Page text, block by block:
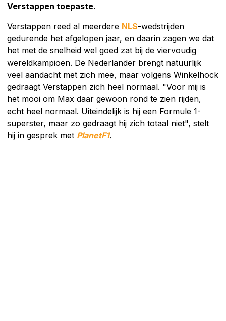
Verstappen toepaste.
Verstappen reed al meerdere NLS-wedstrijden
gedurende het afgelopen jaar, en daarin zagen we dat
het met de snelheid wel goed zat bij de viervoudig
wereldkampioen. De Nederlander brengt natuurlijk
veel aandacht met zich mee, maar volgens Winkelhock
gedraagt Verstappen zich heel normaal. "Voor mij is
het mooi om Max daar gewoon rond te zien rijden,
echt heel normaal. Uiteindelijk is hij een Formule 1-
superster, maar zo gedraagt hij zich totaal niet", stelt
hij in gesprek met PlanetF1.